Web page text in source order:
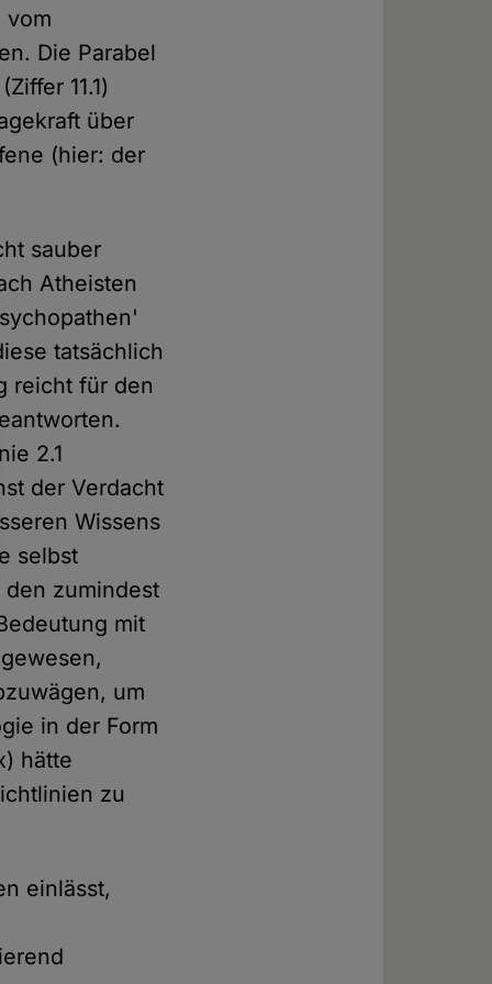
vom
Die Parabel
11.1)
über
(hier: der
sauber
Atheisten
tatsächlich
reicht für den
2.1
der Verdacht
Wissens
selbst
zumindest
mit
um
in der Form
hätte
zu
einlässt,